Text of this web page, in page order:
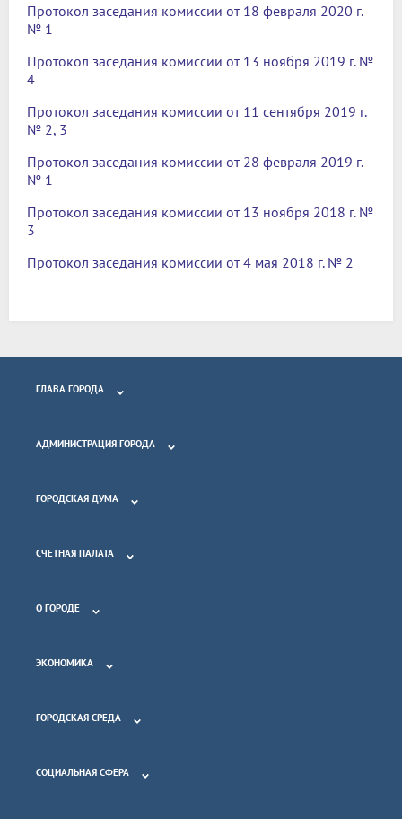
Протокол заседания комиссии от 18 февраля 2020 г.
№ 1
Протокол заседания комиссии от 13 ноября 2019 г. №
4
Протокол заседания комиссии от 11 сентября 2019 г.
№ 2, 3
Протокол заседания комиссии от 28 февраля 2019 г.
№ 1
Протокол заседания комиссии от 13 ноября 2018 г. №
3
Протокол заседания комиссии от 4 мая 2018 г. № 2
ГЛАВА ГОРОДА
АДМИНИСТРАЦИЯ ГОРОДА
ГОРОДСКАЯ ДУМА
СЧЕТНАЯ ПАЛАТА
О ГОРОДЕ
ЭКОНОМИКА
ГОРОДСКАЯ СРЕДА
СОЦИАЛЬНАЯ СФЕРА